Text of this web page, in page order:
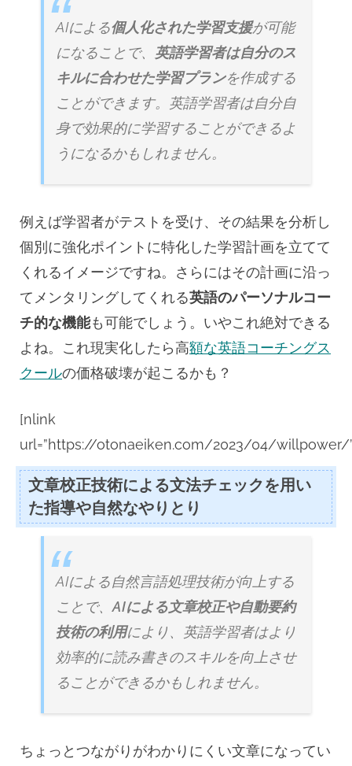
AIによる個人化された学習支援が可能
になることで、 英語学習者は自分のス
キルに合わせた学習プランを作成する
ことができます。英語学習者は自分自
身で効果的に学習することができるよ
うになるかもしれません。
例えば学習者がテストを受け、その結果を分析し
個別に強化ポイントに特化した学習計画を立てて
くれるイメージですね。さらにはその計画に沿っ
てメンタリングしてくれる英語のパーソナルコー
チ的な機能も可能でしょう。いやこれ絶対できる
よね。これ現実化したら高額な英語コーチングス
クールの価格破壊が起こるかも？
[nlink
url=”https://otonaeiken.com/2023/04/willpower/
文章校正技術による文法チェックを用い
た指導や自然なやりとり
AIによる自然言語処理技術が向上する
ことで、 AIによる文章校正や自動要約
技術の利用により、英語学習者はより
効率的に読み書きのスキルを向上させ
ることができるかもしれません。
ちょっとつながりがわかりにくい文章になってい